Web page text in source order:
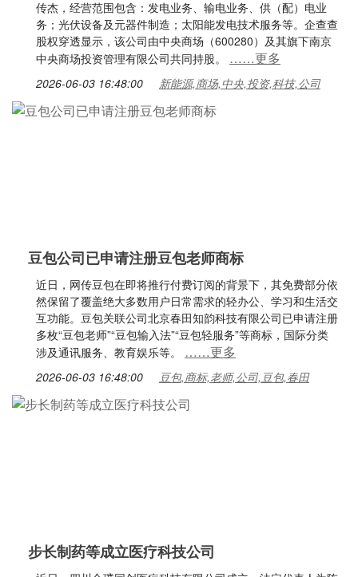
传杰，经营范围包含：发电业务、输电业务、供（配）电业
务；光伏设备及元器件制造；太阳能发电技术服务等。企查查
股权穿透显示，该公司由中央商场（600280）及其旗下南京
中央商场投资管理有限公司共同持股。 ……更多
2026-06-03 16:48:00 新能源,商场,中央,投资,科技,公司
豆包公司已申请注册豆包老师商标
近日，网传豆包在即将推行付费订阅的背景下，其免费部分依
然保留了覆盖绝大多数用户日常需求的轻办公、学习和生活交
互功能。豆包关联公司北京春田知韵科技有限公司已申请注册
多枚“豆包老师”“豆包输入法”“豆包轻服务”等商标，国际分类
涉及通讯服务、教育娱乐等。 ……更多
2026-06-03 16:48:00 豆包,商标,老师,公司,豆包,春田
步长制药等成立医疗科技公司